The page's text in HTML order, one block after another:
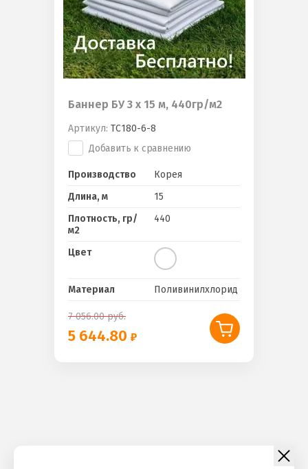
Баннер БУ 3 х 15 м, 440гр/м2
Артикул: ТС180-6-8
Добавить к сравнению
Производство
Корея
Длина, м
15
Плотность, гр/
м2
440
Цвет
Материал Поливинилхлорид
7 056.00руб.
5 644.80